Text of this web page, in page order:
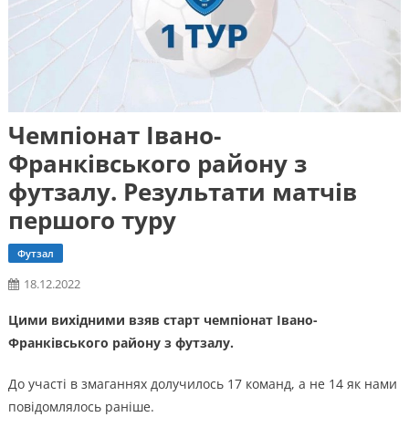
Чемпіонат Івано-
Франківського району з
футзалу. Результати матчів
першого туру
Футзал
18.12.2022
Цими вихідними взяв старт чемпіонат Івано-
Франківського району з футзалу.
До участі в змаганнях долучилось 17 команд, а не 14 як нами
повідомлялось раніше.